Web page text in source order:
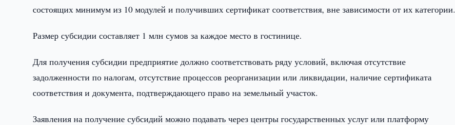
состоящих минимум из 10 модулей и получивших сертификат соответствия, вне зависимости от их категории.
Размер субсидии составляет 1 млн сумов за каждое место в гостинице.
Для получения субсидии предприятие должно соответствовать ряду условий, включая отсутствие
задолженности по налогам, отсутствие процессов реорганизации или ликвидации, наличие сертификата
соответствия и документа, подтверждающего право на земельный участок.
Заявления на получение субсидий можно подавать через центры государственных услуг или платформу